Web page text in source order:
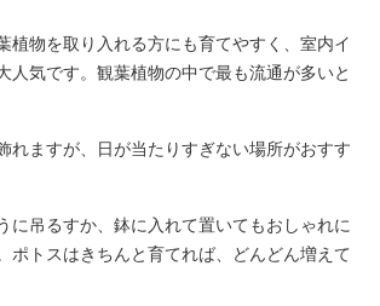
植物を取り入れる方にも育てやすく、室内イ
人気です。観葉植物の中で最も流通が多いと
れますが、日が当たりすぎない場所がおすす
に吊るすか、鉢に入れて置いてもおしゃれに
ポトスはきちんと育てれば、どんどん増えて